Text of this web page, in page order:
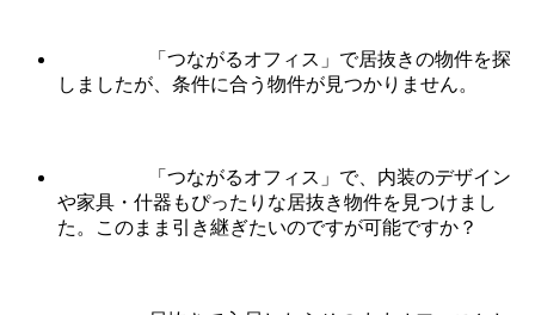
「つながるオフィス」で居抜きの物件を探
しましたが、条件に合う物件が見つかりません。
「つながるオフィス」で、内装のデザイン
や家具・什器もぴったりな居抜き物件を見つけまし
た。このまま引き継ぎたいのですが可能ですか？